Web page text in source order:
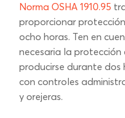
Norma OSHA 1910.95
proporcionar
ocho horas. Ten en
necesaria la protección
producirse durante dos
con controles
y orejeras.